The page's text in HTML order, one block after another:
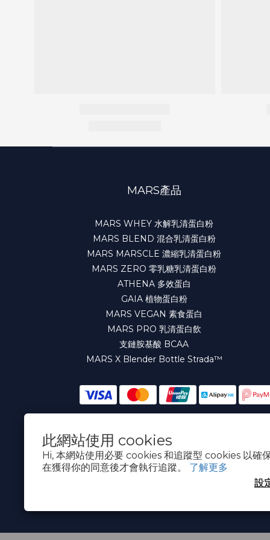
此網站使用 cookies
Hi, 本網站使用必要 cookies 和追蹤型 cookies 以確
在獲得你的同意後才會執行追蹤。 了解更多
設
ORDER
DELIVERED
ON
MARCH》
MARS產品
MARS WHEY 水解乳清蛋白粉
MARS BLEND 混合乳清蛋白粉
MARS MARSCLE 濃縮乳清蛋白粉
MARS ZERO 零乳糖乳清蛋白粉
ATHENA 多效蛋白
GAIA 植物蛋白粉
MARS VEGAN 素食蛋白
MARS PRO 乳清蛋白飲
支鏈胺基酸 BCAA
MARS X Blender Bottle Strada™
繁體中文